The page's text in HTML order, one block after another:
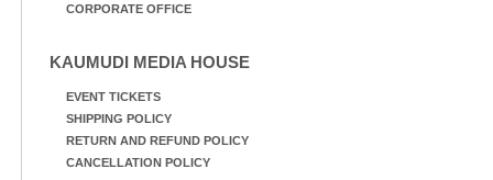
CORPORATE OFFICE
KAUMUDI MEDIA HOUSE
EVENT TICKETS
SHIPPING POLICY
RETURN AND REFUND POLICY
CANCELLATION POLICY